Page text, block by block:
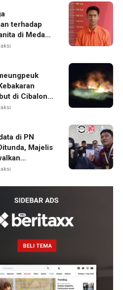
terhadap
di Medan
di Cibalong,
Warga
di PN
Majelis
Ulang BPR